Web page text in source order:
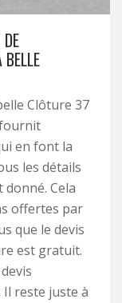
Clôture 37
en font la
les détails
Cela
offertes par
que le devis
est gratuit.
reste juste à